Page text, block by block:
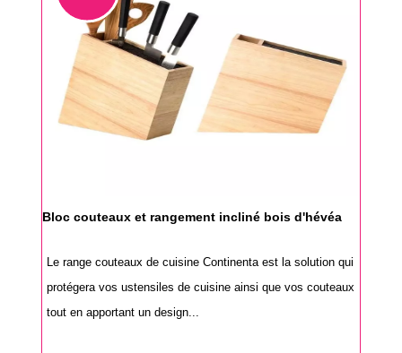
Bloc couteaux et rangement incliné bois d'hévéa
Le range couteaux de cuisine Continenta est la solution qui
protégera vos ustensiles de cuisine ainsi que vos couteaux
tout en apportant un design...